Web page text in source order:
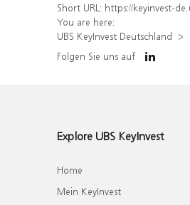
Short URL: https://keyinvest-de.ubs.com/produkt/
You are here:
UBS KeyInvest Deutschland
Folgen Sie uns auf
Explore UBS KeyInvest
Home
Mein KeyInvest